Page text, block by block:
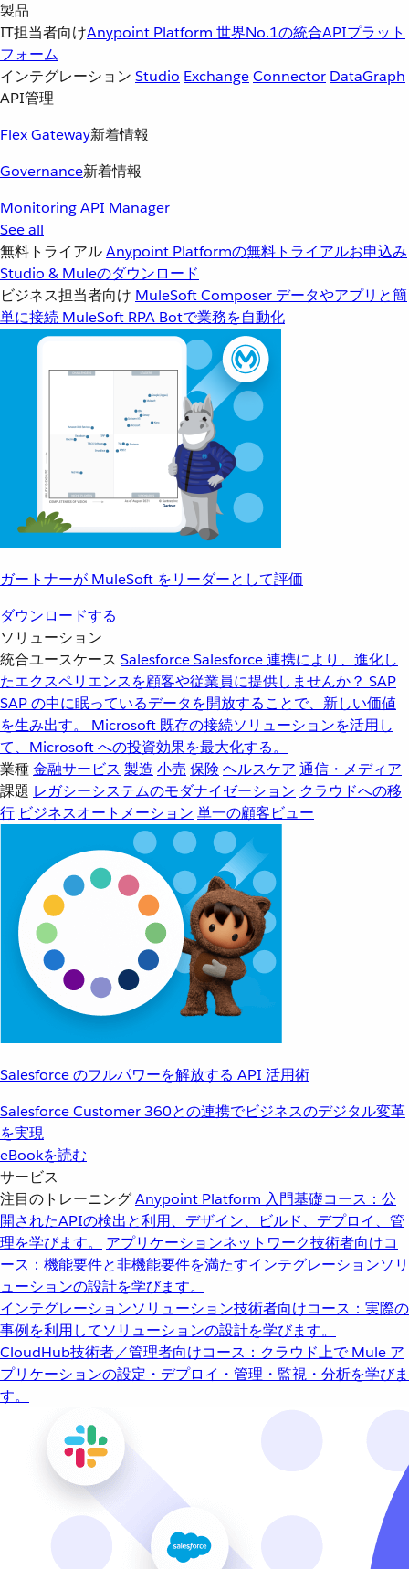
製品
IT担当者向けAnypoint Platform 世界No.1の統合APIプラット
フォーム
インテグレーション Studio ExchangeConnector DataGraph
API管理
Flex Gateway新着情報
Governance新着情報
MonitoringAPI Manager
See all
無料トライアルAnypoint Platformの無料トライアルお申込み
Studio & Muleのダウンロード
ビジネス担当者向け MuleSoft Composer データやアプリと簡
単に接続 MuleSoft RPA Botで業務を自動化
ガートナーが MuleSoft をリーダーとして評価
ダウンロードする
ソリューション
統合ユースケース SalesforceSalesforce 連携により、進化し
たエクスペリエンスを顧客や従業員に提供しませんか？ SAP
SAP の中に眠っているデータを開放することで、新しい価値
を生み出す。
Microsoft 既存の接続ソリューションを活用し
て、Microsoft への投資効果を最大化する。
業種金融サービス 製造 小売 保険 ヘルスケア 通信・メディア
課題 レガシーシステムのモダナイゼーション クラウドへの移
行 ビジネスオートメーション 単一の顧客ビュー
Salesforce のフルパワーを解放する API 活用術
Salesforce Customer 360との連携でビジネスのデジタル変革
を実現
eBookを読む
サービス
注目のトレーニングAnypoint Platform 入門基礎コース：公
開されたAPIの検出と利用、デザイン、ビルド、デプロイ、管
理を学びます。
アプリケーションネットワーク技術者向けコ
ース：機能要件と非機能要件を満たすインテグレーションソリ
ューションの設計を学びます。
インテグレーションソリューション技術者向けコース：実際の
事例を利用してソリューションの設計を学びます。
CloudHub技術者／管理者向けコース：クラウド上で Mule ア
プリケーションの設定・デプロイ・管理・監視・分析を学びま
す。